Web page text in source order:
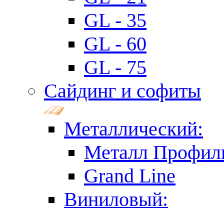
GL - 35
GL - 60
GL - 75
Сайдинг и софиты
Металлический:
Металл
Grand Line
Виниловый: